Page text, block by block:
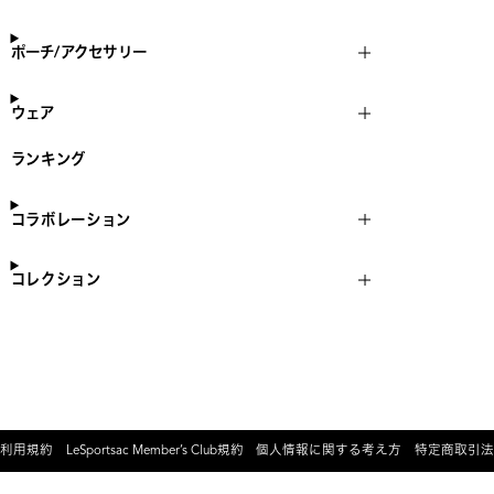
ポーチ/アクセサリー
ウェア
ランキング
コラボレーション
コレクション
利用規約 LeSportsac Member’s Club規約 個人情報に関する考え方 特定商取引